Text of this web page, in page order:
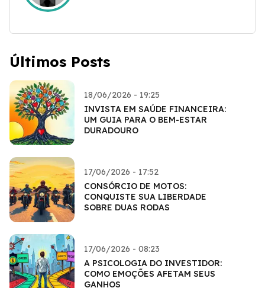
Últimos Posts
18/06/2026 - 19:25
INVISTA EM SAÚDE FINANCEIRA:
UM GUIA PARA O BEM-ESTAR
DURADOURO
17/06/2026 - 17:52
CONSÓRCIO DE MOTOS:
CONQUISTE SUA LIBERDADE
SOBRE DUAS RODAS
17/06/2026 - 08:23
A PSICOLOGIA DO INVESTIDOR:
COMO EMOÇÕES AFETAM SEUS
GANHOS